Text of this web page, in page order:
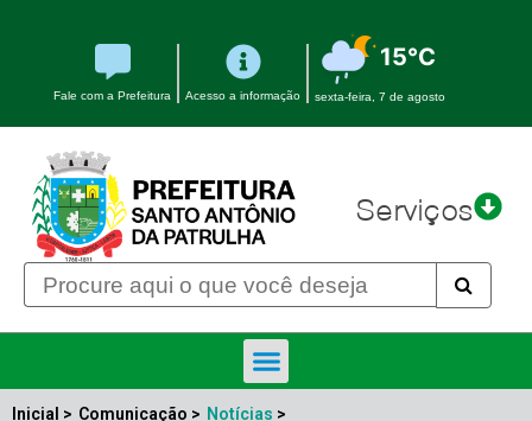
Fale com a Prefeitura Acesso a informação
15°C
sexta-feira, 7 de agosto
Serviços
Inicial > Comunicação > Notícias >